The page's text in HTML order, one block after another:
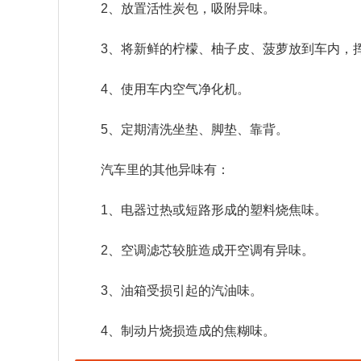
2、放置活性炭包，吸附异味。
3、将新鲜的柠檬、柚子皮、菠萝放到车内，
4、使用车内空气净化机。
5、定期清洗坐垫、脚垫、靠背。
汽车里的其他异味有：
1、电器过热或短路形成的塑料烧焦味。
2、空调滤芯较脏造成开空调有异味。
3、油箱受损引起的汽油味。
4、制动片烧损造成的焦糊味。